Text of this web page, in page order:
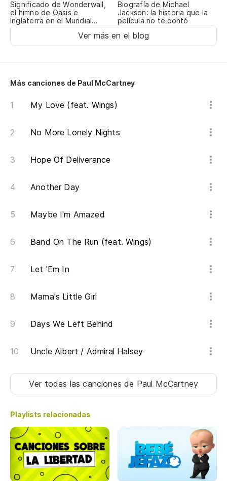
Significado de Wonderwall,
el himno de Oasis e
Inglaterra en el Mundial
2026
Biografía de Michael
Jackson: la historia que la
película no te contó
Ver más en el blog
Más canciones de Paul McCartney
My Love (feat. Wings)
No More Lonely Nights
Hope Of Deliverance
Another Day
Maybe I'm Amazed
Band On The Run (feat. Wings)
Let 'Em In
Mama's Little Girl
Days We Left Behind
Uncle Albert / Admiral Halsey
Ver todas las cancionesde Paul McCartney
Playlists relacionadas